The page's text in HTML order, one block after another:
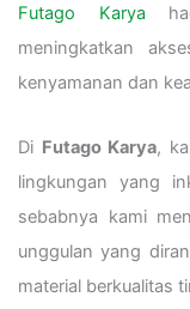
Futago Karya
meningkatkan
kenyamanan dan
Di Futago Karya,
lingkungan yang
sebabnya kami
unggulan yang
material berkualitas